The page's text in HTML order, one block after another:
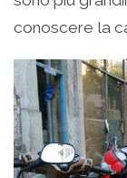
conoscere la